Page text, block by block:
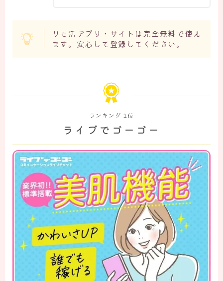
リモ活アプリ・サイトは完全無料で使え
ます。安心して登録してください。
ランキング 1位
ライブでゴーゴー